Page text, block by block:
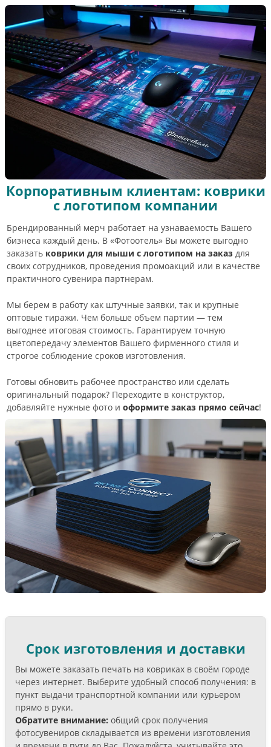
Корпоративным клиентам: коврики
с логотипом компании
Брендированный мерч работает на узнаваемость Вашего
бизнеса каждый день. В «Фотоотель» Вы можете выгодно
заказать коврики для мыши с логотипом на заказ для
своих сотрудников, проведения промоакций или в качестве
практичного сувенира партнерам.
Мы берем в работу как штучные заявки, так и крупные
оптовые тиражи. Чем больше объем партии — тем
выгоднее итоговая стоимость. Гарантируем точную
цветопередачу элементов Вашего фирменного стиля и
строгое соблюдение сроков изготовления.
Готовы обновить рабочее пространство или сделать
оригинальный подарок? Переходите в конструктор,
добавляйте нужные фото и оформите заказ прямо сейчас!
Срок изготовления и доставки
Вы можете заказать печать на ковриках в своём городе
через интернет. Выберите удобный способ получения: в
пункт выдачи транспортной компании или курьером
прямо в руки.
Обратите внимание: общий срок получения
фотосувениров складывается из времени изготовления